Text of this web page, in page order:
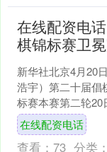
在线配资电
棋锦标赛卫
新华社北京4月20
浩宇）第二十届倡
标赛本赛第二轮
军、国内等级分第
刀”李钦诚九段在....
在线配资电话
查看： 73 分类：